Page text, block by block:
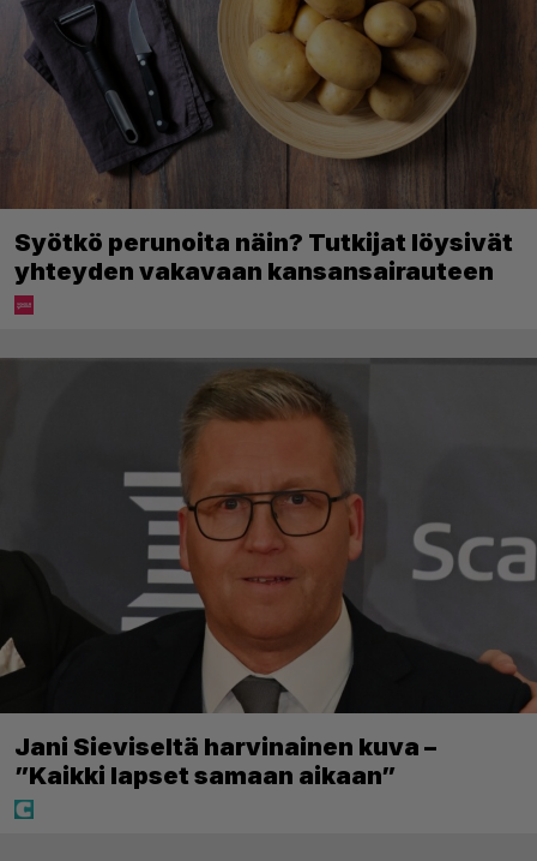
Syötkö perunoita näin? Tutkijat löysivät
yhteyden vakavaan kansansairauteen
Jani Sieviseltä harvinainen kuva –
”Kaikki lapset samaan aikaan”